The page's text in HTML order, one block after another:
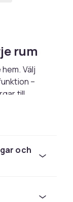
rum
Välj
–
till
är
och